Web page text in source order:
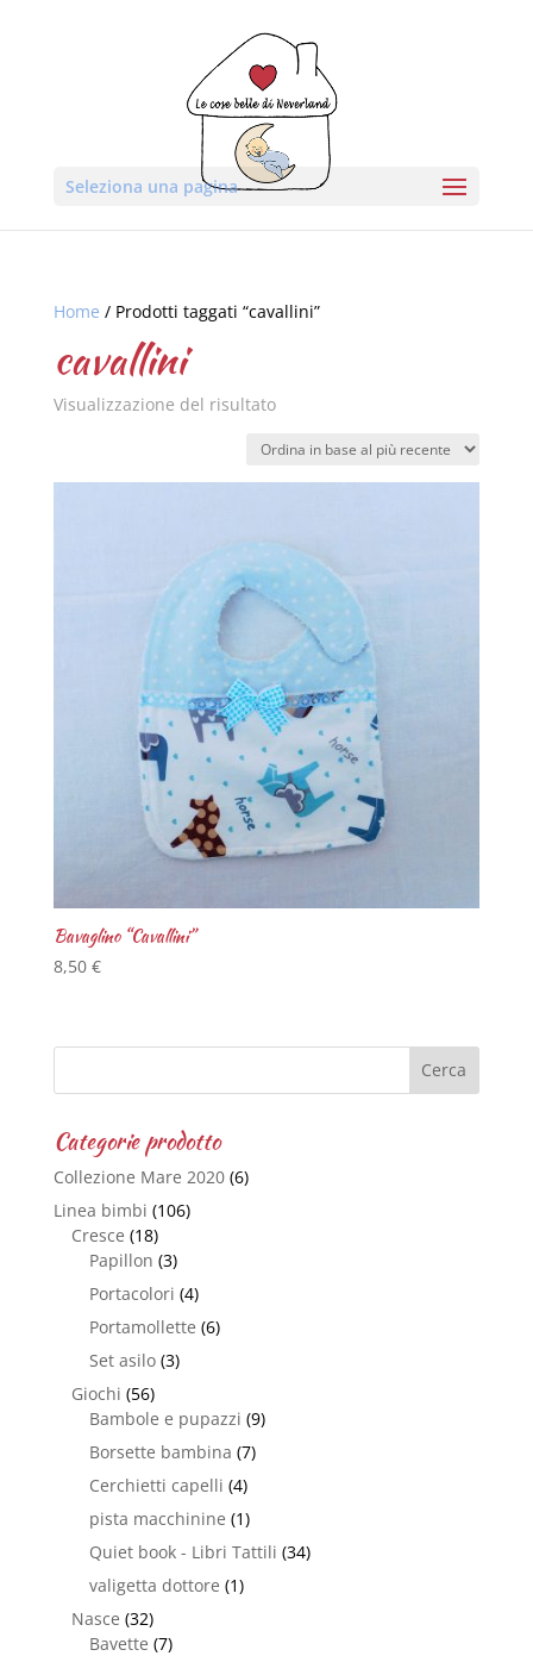
Seleziona una pagina
Home / Prodotti taggati “cavallini”
cavallini
Visualizzazione del risultato
Bavaglino “Cavallini”
8,50 €
Categorie prodotto
Collezione Mare 2020 (6)
Linea bimbi (106)
Cresce (18)
Papillon (3)
Portacolori (4)
Portamollette (6)
Set asilo (3)
Giochi (56)
Bambole e pupazzi (9)
Borsette bambina (7)
Cerchietti capelli (4)
pista macchinine (1)
Quiet book - Libri Tattili (34)
valigetta dottore (1)
Nasce (32)
Bavette (7)